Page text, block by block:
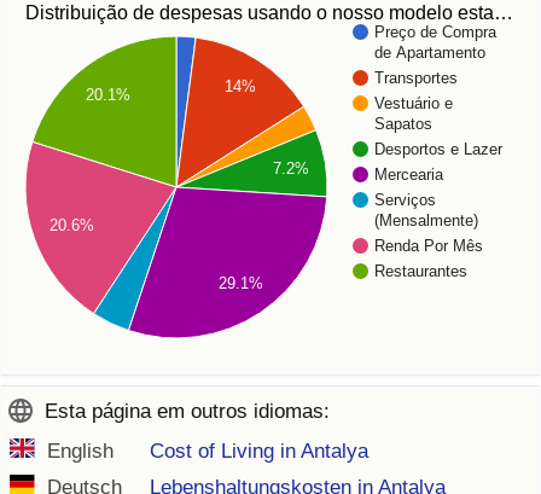
Distribuição de despesas usando o nosso modelo esta…
Preço de Compra
de Apartamento
Transportes
Vestuário e
Sapatos
Desportos e Lazer
Mercearia
Serviços
(Mensalmente)
Renda Por Mês
Restaurantes
14%
7.2%
20.1%
20.6%
29.1%
Esta página em outros idiomas:
English
Cost of Living in Antalya
Deutsch
Lebenshaltungskosten in Antalya